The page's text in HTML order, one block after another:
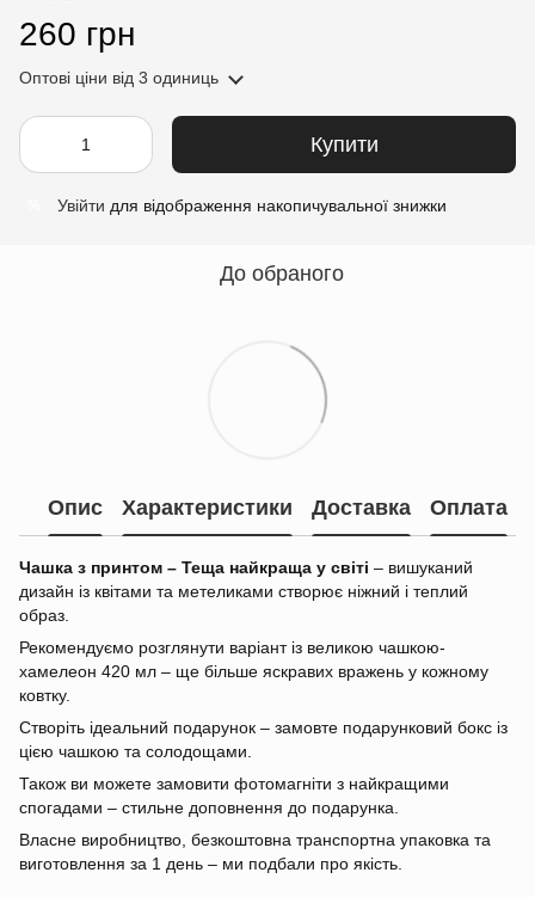
260 грн
Оптові ціни від 3 одиниць
Купити
Увійти для відображення накопичувальної знижки
До обраного
Опис Характеристики Доставка Оплата
Чашка з принтом – Теща найкраща у світі – вишуканий
дизайн із квітами та метеликами створює ніжний і теплий
образ.
Рекомендуємо розглянути варіант із великою чашкою-
хамелеон 420 мл – ще більше яскравих вражень у кожному
ковтку.
Створіть ідеальний подарунок – замовте подарунковий бокс із
цією чашкою та солодощами.
Також ви можете замовити фотомагніти з найкращими
спогадами – стильне доповнення до подарунка.
Власне виробництво, безкоштовна транспортна упаковка та
виготовлення за 1 день – ми подбали про якість.